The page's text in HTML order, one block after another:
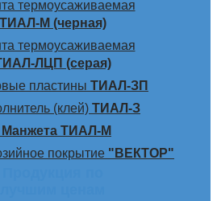
термоусаживаемая
ТИАЛ-М (черная)
термоусаживаемая
ЛЦП (серая)
пластины ТИАЛ-ЗП
(клей) ТИАЛ-З
Манжета ТИАЛ-М
покрытие "ВЕКТОР"